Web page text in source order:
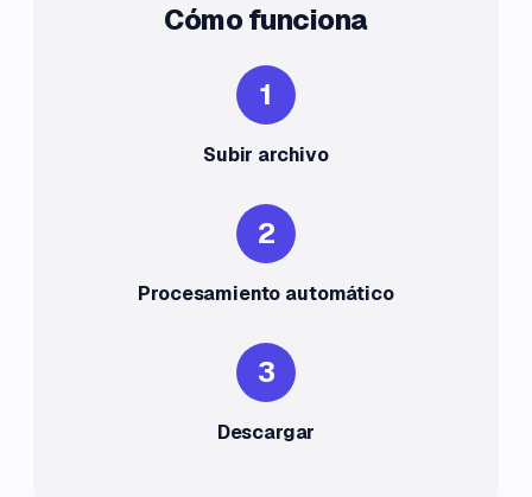
Cómo funciona
1
Subir archivo
2
Procesamiento automático
3
Descargar